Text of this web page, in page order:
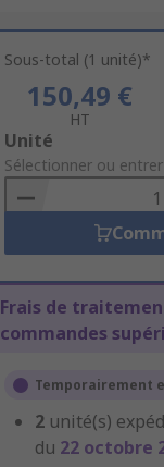
Sous-total (1 unité)*
150,49 €
HT
Add
to
Basket
Unité
Sélectionner ou
Frais de
commandes
Temporairement
2 unité(s)
du 22 octobre